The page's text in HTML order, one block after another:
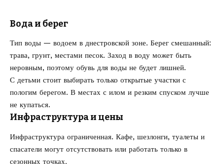
Вода и берег
Тип воды — водоем в днестровской зоне. Берег смешанный:
трава, грунт, местами песок. Заход в воду может быть
неровным, поэтому обувь для воды не будет лишней.
С детьми стоит выбирать только открытые участки с
пологим берегом. В местах с илом и резким спуском лучше
не купаться.
Инфраструктура и цены
Инфраструктура ограниченная. Кафе, шезлонги, туалеты и
спасатели могут отсутствовать или работать только в
сезонных точках.